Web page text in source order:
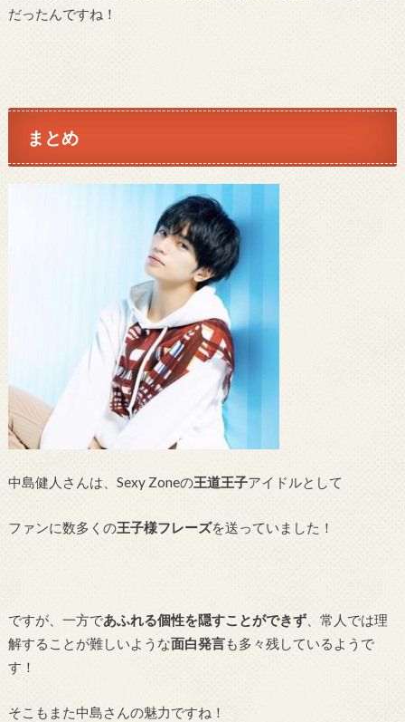
だったんですね！
まとめ
中島健人さんは、Sexy Zoneの王道王子アイドルとして
ファンに数多くの王子様フレーズを送っていました！
ですが、一方であふれる個性を隠すことができず、常人では理
解することが難しいような面白発言も多々残しているようで
す！
そこもまた中島さんの魅力ですね！